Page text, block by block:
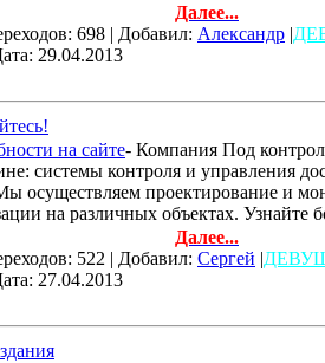
Далее...
698 | Добавил: Александр |
29.04.2013
на сайте- Компания Под
системы контроля и управления
осуществляем проектирование и
на различных объектах. Узнайте
Далее...
522 | Добавил: Сергей |
27.04.2013